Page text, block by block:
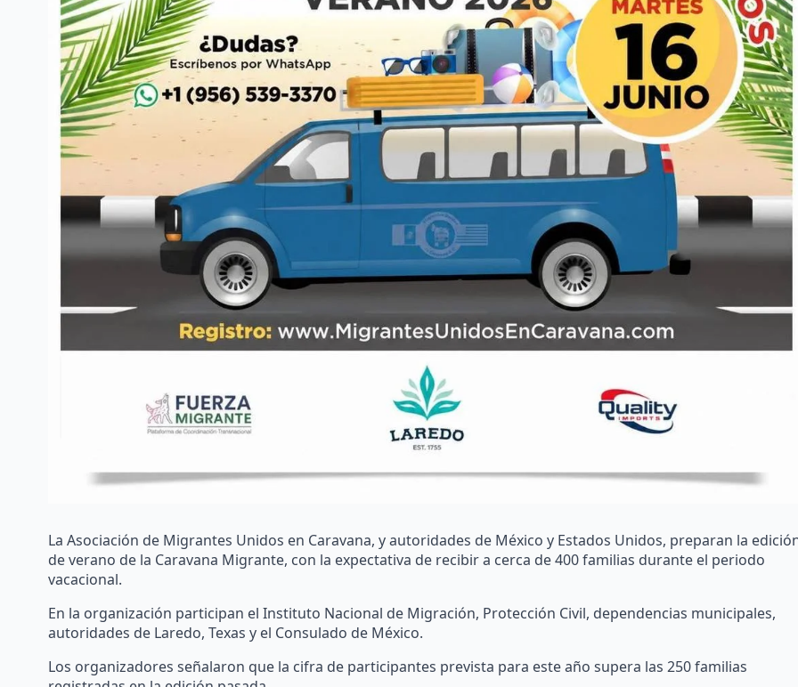
La Asociación de Migrantes Unidos en Caravana, y autoridades de México y Estados Unidos, preparan la
de verano de la Caravana Migrante, con la expectativa de recibir a cerca de 400 familias durante el periodo
vacacional.
En la organización participan el Instituto Nacional de Migración, Protección Civil, dependencias municipales,
autoridades de Laredo, Texas y el Consulado de México.
Los organizadores señalaron que la cifra de participantes prevista para este año supera las 250 familias